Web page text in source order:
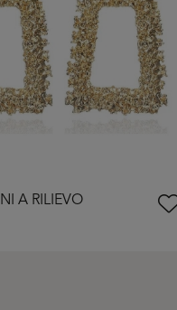
A RILIEVO